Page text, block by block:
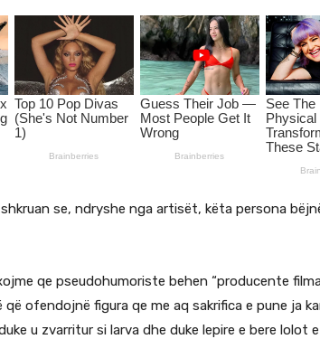
se, ndryshe nga artisët, këta persona
qe pseudohumoriste behen “producente
ofendojnë figura qe me aq sakrifica e pune ja
u zvarritur si larva dhe duke lepire e bere lolot